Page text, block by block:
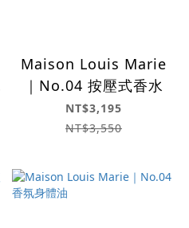
Maison Louis Marie
｜No.04 按壓式香水
NT$3,195
NT$3,550